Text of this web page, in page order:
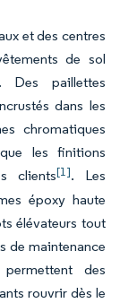
et des centres
de sol
Des paillettes
dans les
chromatiques
les finitions
clients[1]. Les
époxy haute
élévateurs tout
de maintenance
des
rouvrir dès le